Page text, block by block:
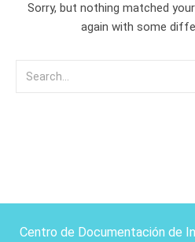
Sorry, but nothing matched
again with some
Centro de Documentación de